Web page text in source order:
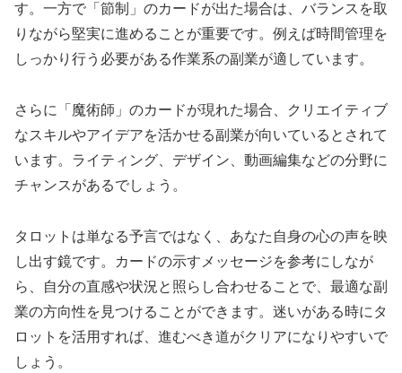
す。一方で「節制」のカードが出た場合は、バランスを取
りながら堅実に進めることが重要です。例えば時間管理を
しっかり行う必要がある作業系の副業が適しています。
さらに「魔術師」のカードが現れた場合、クリエイティブ
なスキルやアイデアを活かせる副業が向いているとされて
います。ライティング、デザイン、動画編集などの分野に
チャンスがあるでしょう。
タロットは単なる予言ではなく、あなた自身の心の声を映
し出す鏡です。カードの示すメッセージを参考にしなが
ら、自分の直感や状況と照らし合わせることで、最適な副
業の方向性を見つけることができます。迷いがある時にタ
ロットを活用すれば、進むべき道がクリアになりやすいで
しょう。